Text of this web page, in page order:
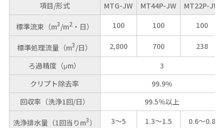
項目/形式 MTG-JW MT44P-JW MT22P-JW
標準流束（m3/m2・日） 100 100 100
標準処理流量（m3/日） 2,800 700
238
ろ過精度（μm）
3
クリプト除去率
99.9%
回収率（洗浄1回/日）
99.5％以上
洗浄排水量（1回当りm3） 3～5 1.3～1.5
0.6～0.8